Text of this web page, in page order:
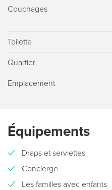
Couchages
Toilette
Quartier
Emplacement
Équipements
Draps et serviettes
Concierge
Les familles avec enfants